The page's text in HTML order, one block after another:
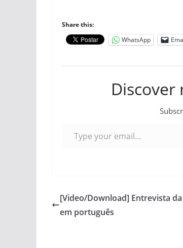
Share this:
WhatsApp
Discover
[Video/Download] Entrevista da
em português